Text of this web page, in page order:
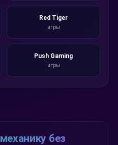
Red Tiger
игры
Push Gaming
игры
без